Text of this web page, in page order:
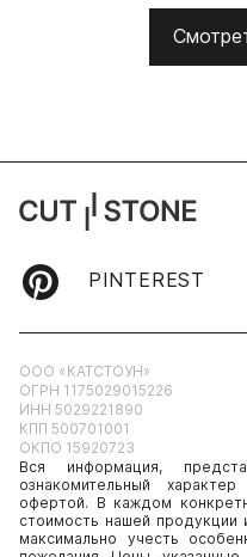
PINTEREST
ООО «КАТСТОУН»
ОГРН 1175029015226
ИНН 5029221890
КПП 500701001
ОКПО 15920723
Вся информация,
ознакомительный
офертой. В каждом
стоимость нашей продукции
максимально учесть